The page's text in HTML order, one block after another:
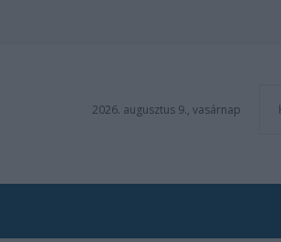
2026. augusztus 9., vasárnap